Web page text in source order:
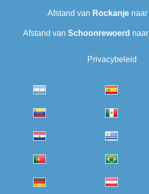
Afstand van Rockanje naar
Afstand van Schoonrewoerd naar
Privacybeleid